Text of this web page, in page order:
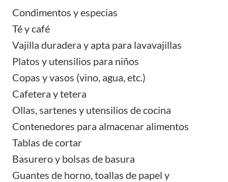
Condimentos y especias
Té y café
Vajilla duradera y apta para lavavajillas
Platos y utensilios para niños
Copas y vasos (vino, agua, etc.)
Cafetera y tetera
Ollas, sartenes y utensilios de cocina
Contenedores para almacenar alimentos
Tablas de cortar
Basurero y bolsas de basura
Guantes de horno, toallas de papel y